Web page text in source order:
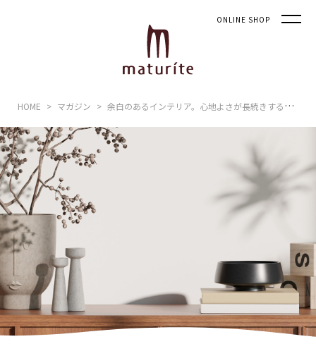
ONLINE SHOP
HOME マガジン 余白のあるインテリア。心地よさが長続きする空間づくり